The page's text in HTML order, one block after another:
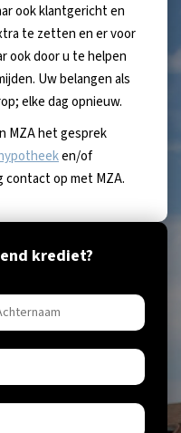
ook klantgericht en
te zetten en er voor
ook door u te helpen
Uw belangen als
elke dag opnieuw.
MZA het gesprek
en/of
contact op met MZA.
krediet?